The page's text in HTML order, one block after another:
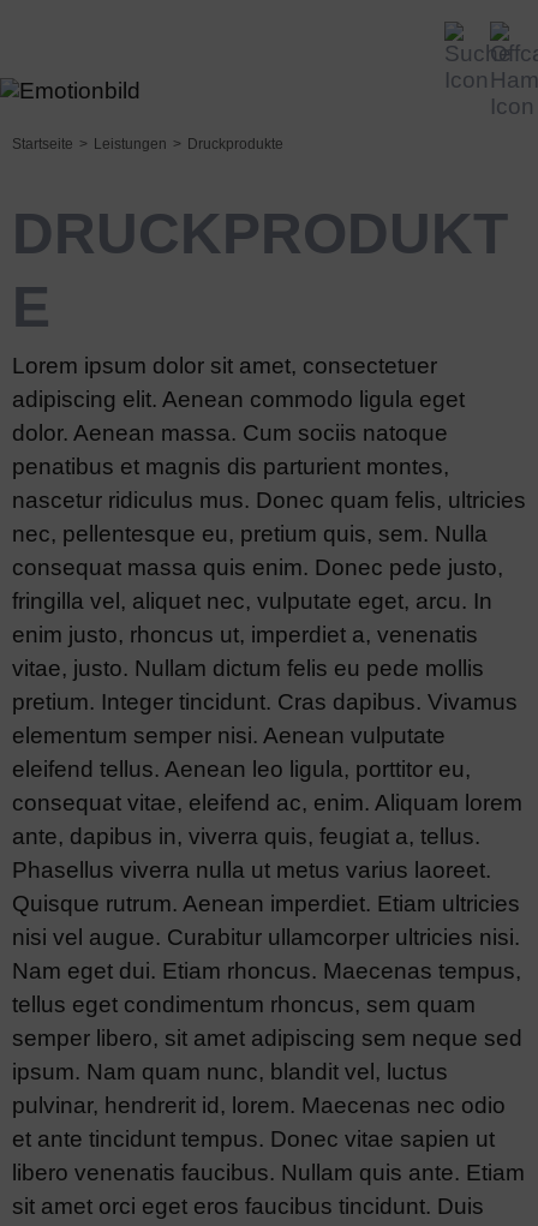
Startseite Leistungen Druckprodukte
DRUCKPRODUKT
E
Lorem ipsum dolor sit amet, consectetuer
adipiscing elit. Aenean commodo ligula eget
dolor. Aenean massa. Cum sociis natoque
penatibus et magnis dis parturient montes,
nascetur ridiculus mus. Donec quam felis, ultricies
nec, pellentesque eu, pretium quis, sem. Nulla
consequat massa quis enim. Donec pede justo,
fringilla vel, aliquet nec, vulputate eget, arcu. In
enim justo, rhoncus ut, imperdiet a, venenatis
vitae, justo. Nullam dictum felis eu pede mollis
pretium. Integer tincidunt. Cras dapibus. Vivamus
elementum semper nisi. Aenean vulputate
eleifend tellus. Aenean leo ligula, porttitor eu,
consequat vitae, eleifend ac, enim. Aliquam lorem
ante, dapibus in, viverra quis, feugiat a, tellus.
Phasellus viverra nulla ut metus varius laoreet.
Quisque rutrum. Aenean imperdiet. Etiam ultricies
nisi vel augue. Curabitur ullamcorper ultricies nisi.
Nam eget dui. Etiam rhoncus. Maecenas tempus,
tellus eget condimentum rhoncus, sem quam
semper libero, sit amet adipiscing sem neque sed
ipsum. Nam quam nunc, blandit vel, luctus
pulvinar, hendrerit id, lorem. Maecenas nec odio
et ante tincidunt tempus. Donec vitae sapien ut
libero venenatis faucibus. Nullam quis ante. Etiam
sit amet orci eget eros faucibus tincidunt. Duis